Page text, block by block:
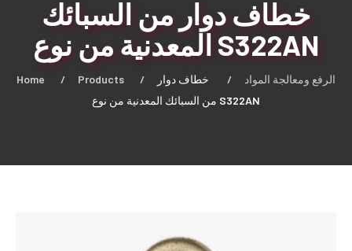
خطاف دوار من السبائك
المعدنية من نوع S322AN
Home Products الرفع ومعالجة المواد
خطاف دوار
من السبائك المعدنية من نوع S322AN